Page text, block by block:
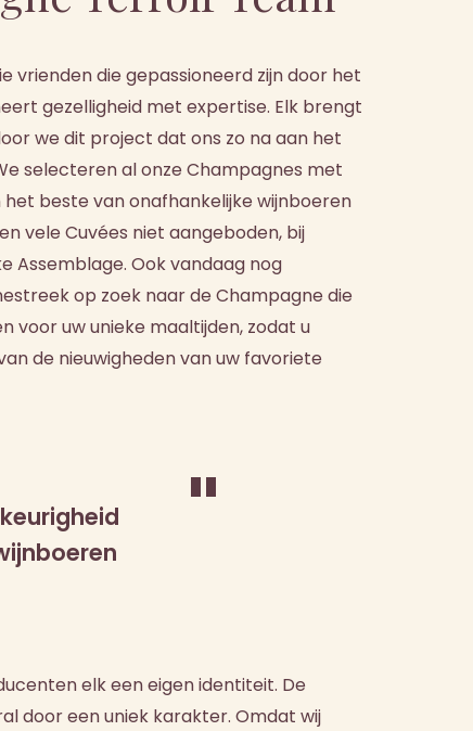
vrienden die gepassioneerd zijn door het
gezelligheid met expertise. Elk brengt
we dit project dat ons zo na aan het
selecteren al onze Champagnes met
beste van onafhankelijke wijnboeren
vele Cuvées niet aangeboden, bij
Assemblage. Ook vandaag nog
op zoek naar de Champagne die
voor uw unieke maaltijden, zodat u
de nieuwigheden van uw favoriete
"
elk een eigen identiteit. De
door een uniek karakter. Omdat wij